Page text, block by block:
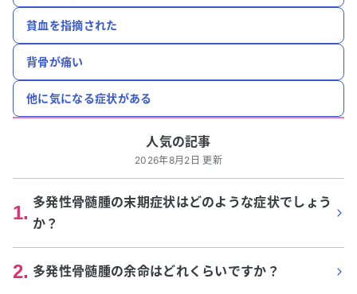
貧血を指摘された
背骨が痛い
他に気になる症状がある
人気の記事
2026年8月2日 更新
1. 多発性骨髄腫の末期症状はどのような症状でしょう
か？
2. 多発性骨髄腫の余命はどれくらいですか？